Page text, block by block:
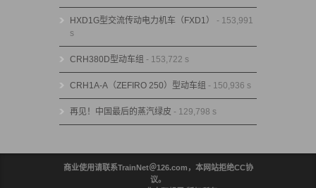
HXD1G型交流传动电力机车（FXD1）
- 153,991
s
CRH380D型动车组 - 153,722 s
CRH1A-A（ZEFIRO 250）型动车组 - 150,936 s
再见！中国最后的蒸汽绿皮 - 129,798 s
商业使用请联系TrainNet＠126.com，本网站拒绝CC协
议。